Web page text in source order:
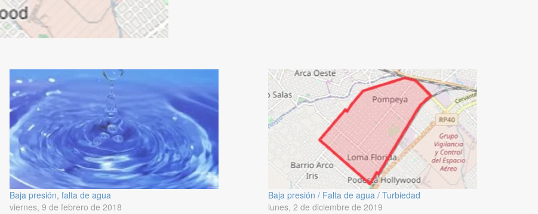
Baja presión, falta de agua
viernes, 9 de febrero de 2018
Baja presión / Falta de agua / Turbiedad
lunes, 2 de diciembre de 2019